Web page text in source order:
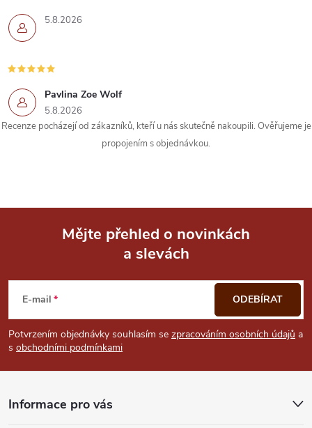
5.8.2026
Pavlina Zoe Wolf
5.8.2026
Recenze pocházejí od zákazníků, kteří u nás skutečně nakoupili. Ověřujeme je
propojením s objednávkou.
p
a
Mějte přehled o novinkách
a slevách
E-mail
Potvrzením objednávky souhlasím se zpracováním osobních údajů a
s obchodními podmínkami
ODEBÍRAT
Informace pro vás